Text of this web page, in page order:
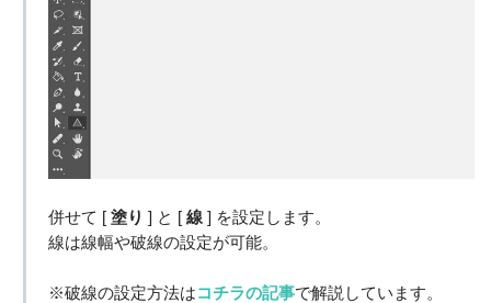
併せて [ 塗り ] と [ 線] を設定します。
線は線幅や破線の設定が可能。
※破線の設定方法はコチラの記事で解説しています。